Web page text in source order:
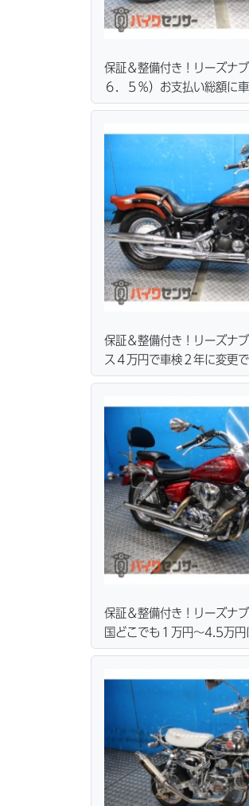
保証＆整備付き！リーズナ
６．５％）お支払い総額に
（離島の場合は港止めにな
の取り置き＆保管無料サー
保証＆整備付き！リーズナ
ス４万円で車検２年に変更
合は港止めになります）ｗ
す！当社ホームページにて
保証＆整備付き！リーズナ
国どこでも１万円〜4.5万
カード各種取り扱ってます